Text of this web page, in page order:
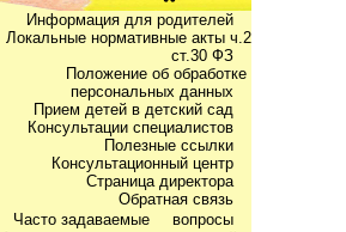
Информация для родителей
Локальные нормативные акты ч.2
ст.30 ФЗ
Положение об обработке
персональных данных
Прием детей в детский сад
Консультации специалистов
Полезные ссылки
Консультационный центр
Страница директора
Обратная связь
Часто задаваемые
вопросы